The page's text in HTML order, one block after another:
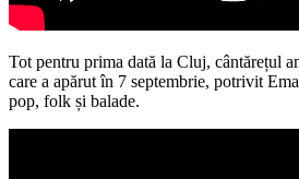
Tot pentru prima dată la Cluj, cântărețul
care a apărut în 7 septembrie, potrivit
pop, folk și balade.